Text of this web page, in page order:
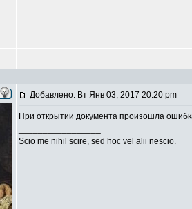
Добавлено: Вт Янв 03, 2017 20:20 pm
При открытии документа произошла
Scio me nihil scire, sed hoc vel alii nescio.